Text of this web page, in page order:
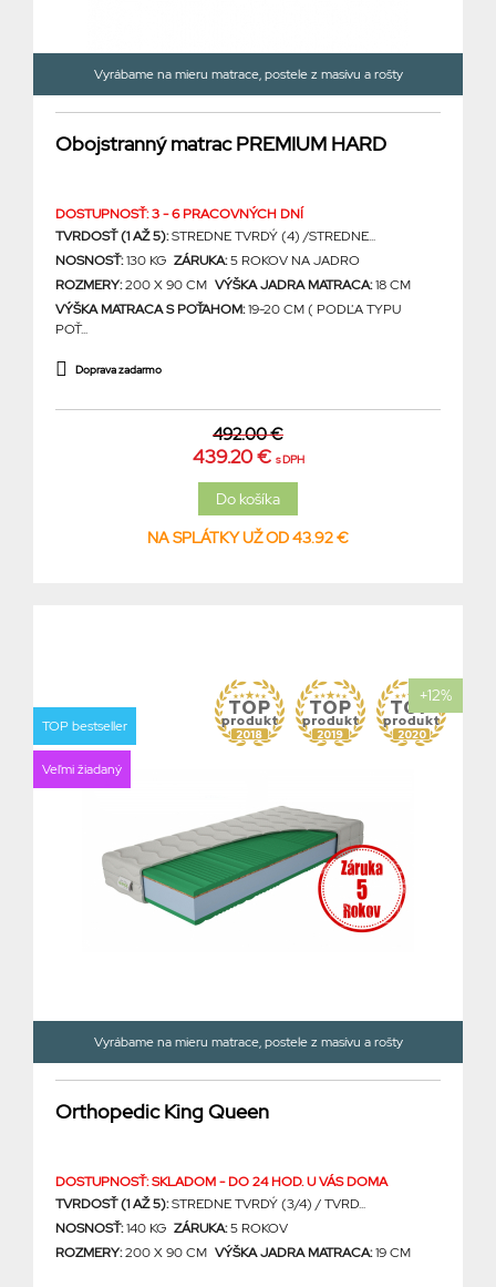
Vyrábame na mieru matrace, postele z masívu a rošty
Obojstranný matrac PREMIUM HARD
DOSTUPNOSŤ: 3 - 6 PRACOVNÝCH DNÍ
TVRDOSŤ (1 AŽ 5):STREDNE TVRDÝ (4) /STREDNE...
NOSNOSŤ:130 KG ZÁRUKA:5 ROKOV NA JADRO
ROZMERY:200 X 90 CM VÝŠKA JADRA MATRACA:18 CM
VÝŠKA MATRACA S POŤAHOM:19-20 CM ( PODĽA TYPU
POŤ...
Doprava zadarmo
492.00 €
439.20 € s DPH
NA SPLÁTKY UŽ OD 43.92 €
+12%
TOP bestseller
Veľmi žiadaný
Vyrábame na mieru matrace, postele z masívu a rošty
Orthopedic King Queen
DOSTUPNOSŤ: SKLADOM - DO 24 HOD. U VÁS DOMA
TVRDOSŤ (1 AŽ 5):STREDNE TVRDÝ (3/4) / TVRD...
NOSNOSŤ:140 KG ZÁRUKA:5 ROKOV
ROZMERY:200 X 90 CM VÝŠKA JADRA MATRACA:19 CM